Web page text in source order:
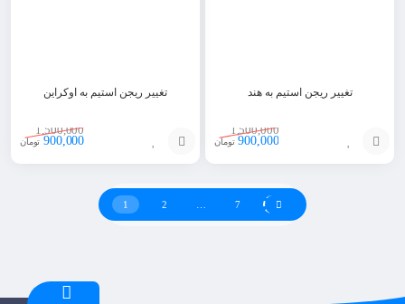
تغییر ریجن استیم به هند
1,500,000
900,000 تومان
تغییر ریجن استیم به اوکراین
1,500,000
900,000 تومان
سبد
1 2 7